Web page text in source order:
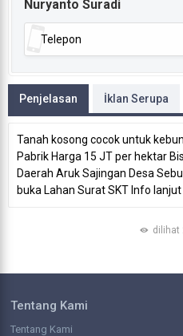
Nuryanto Suradi
Telepon
Penjelasan İklan Serupa
Tanah kosong cocok untuk
Pabrik Harga 15 JT per hektar
Daerah Aruk Sajingan Desa
buka Lahan Surat SKT Info
dilihat
Tentang Kami
Tentang Kami